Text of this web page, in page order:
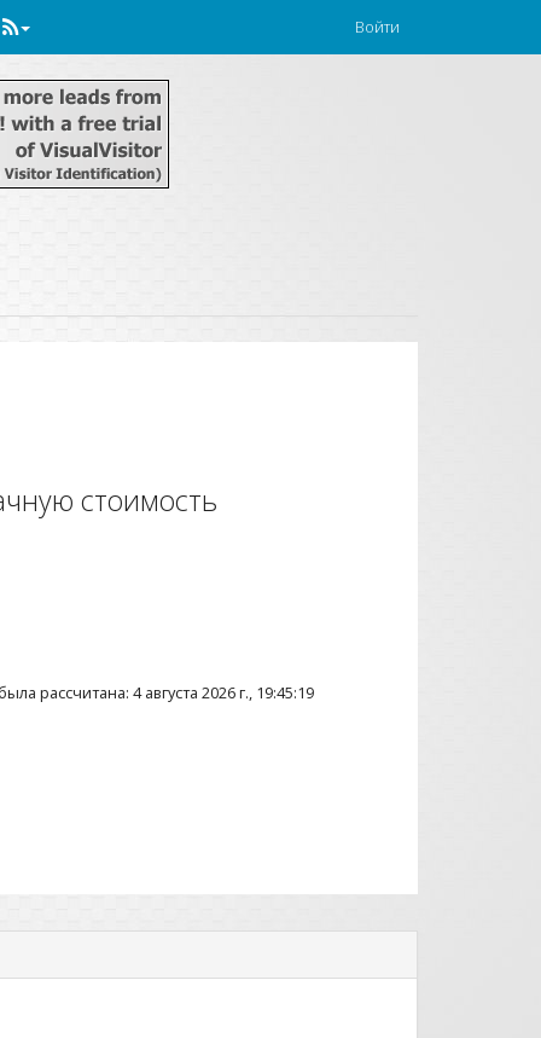
Войти
стоимость
рассчитана: 4 августа 2026 г., 19:45:19